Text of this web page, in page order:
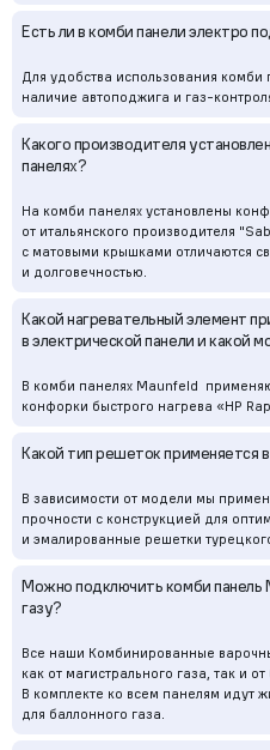
Есть ли в комби панели электро
Для удобства использования
наличие автоподжига и газ-
Какого производителя
панелях?
На комби панелях установлены
от итальянского производителя
с матовыми крышками отличаются
и долговечностью.
Какой нагревательный элемент
в электрической панели и какой
В комби панелях Maunfeld
конфорки быстрого нагрева «HP
Какой тип решеток применяется
В зависимости от модели мы
прочности с конструкцией для
и эмалированные решетки
Можно подключить комби панель
газу?
Все наши Комбинированные
как от магистрального газа, так и
В комплекте ко всем панелям идут
для баллонного газа.